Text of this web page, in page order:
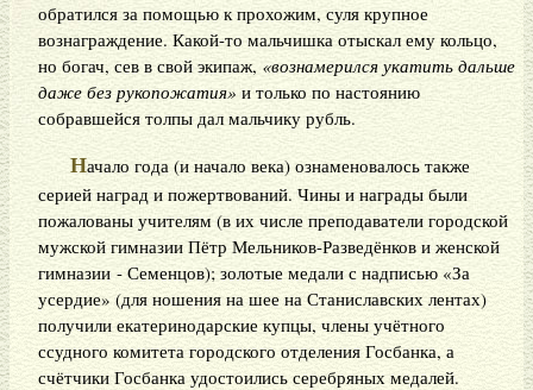
обратился за помощью к прохожим, суля крупное
вознаграждение. Какой-то мальчишка отыскал ему кольцо,
но богач, сев в свой экипаж, «вознамерился укатить дальше
даже без рукопожатия» и только по настоянию
собравшейся толпы дал мальчику рубль.
Начало года (и начало века) ознаменовалось также
серией наград и пожертвований. Чины и награды были
пожалованы учителям (в их числе преподаватели городской
мужской гимназии Пётр Мельников-Разведёнков и женской
гимназии - Семенцов); золотые медали с надписью «За
усердие» (для ношения на шее на Станиславских лентах)
получили екатеринодарские купцы, члены учётного
ссудного комитета городского отделения Госбанка, а
счётчики Госбанка удостоились серебряных медалей.